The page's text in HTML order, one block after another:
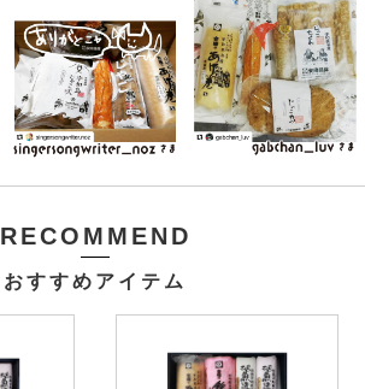
RECOMMEND
おすすめアイテム